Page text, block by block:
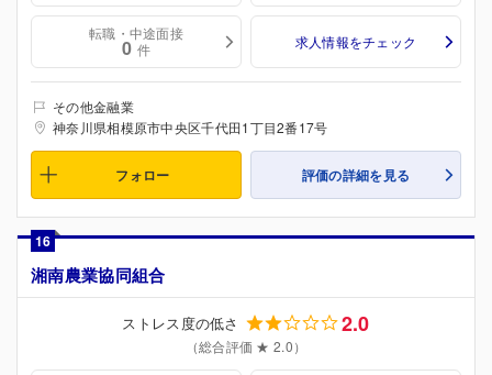
転職・中途面接
0 件 求人情報をチェック
その他金融業
神奈川県相模原市中央区千代田1丁目2番17号
フォロー 評価の詳細を見る
16
湘南農業協同組合
ストレス度の低さ 2.0
（総合評価 ★ 2.0）